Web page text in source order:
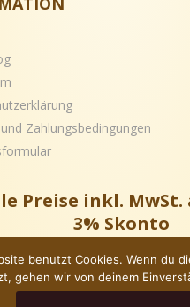
Zahlungsbedingungen
Preise inkl. MwSt.
3% Skonto
Copyright © – Alle Rechte
benutzt Cookies. Wenn du
gehen wir von deinem